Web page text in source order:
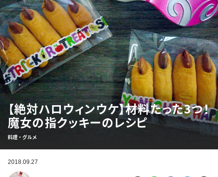
【絶対ハロウィンウケ】材料たった3つ！
魔女の指クッキーのレシピ
料理・グルメ
2018.09.27